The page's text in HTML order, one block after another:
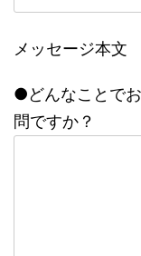
メッセージ本文
●どんなことで
問ですか？